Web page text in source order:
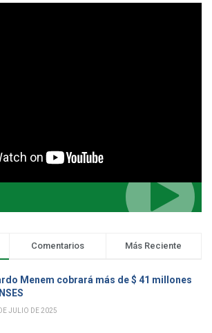
Comentarios Más Reciente
Menem cobrará más de $ 41 millones
JULIO DE 2025